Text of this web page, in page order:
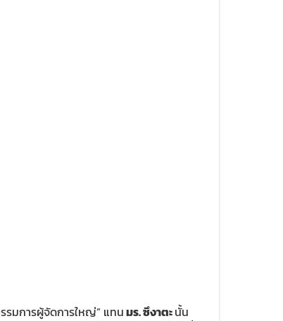
รมการผู้จัดการใหญ่” แทนมร. ซึงาตะนั้น